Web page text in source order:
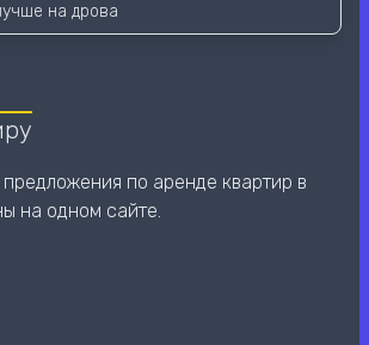
на дрова
по аренде квартир в
на одном сайте.